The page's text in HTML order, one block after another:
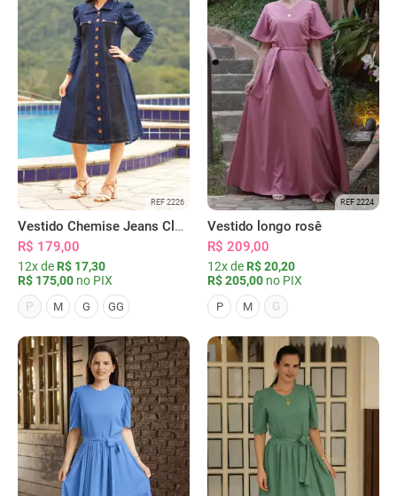
REF 2226
Vestido Chemise Jeans Clássica Serena
R$ 179,00
12x de R$ 17,30
R$ 175,00 no PIX
P
M G GG
REF 2224
Vestido longo rosê
R$ 209,00
12x de R$ 20,20
R$ 205,00 no PIX
P M G